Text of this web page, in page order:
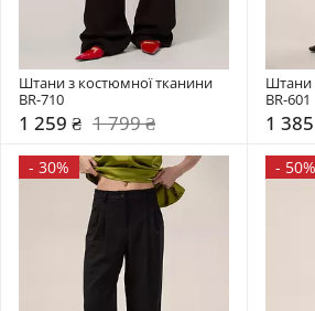
Штани з костюмної тканини
BR-710
1 259 ₴ 1 799 ₴
Штани
BR-601
1
- 30% - 50%